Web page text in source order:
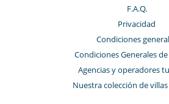
F.A.Q.
Privacidad
Condiciones
Condiciones Generales
Agencias y operadores
Nuestra colección de